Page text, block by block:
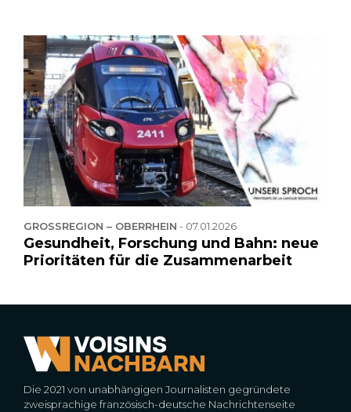
GROSSREGION – OBERRHEIN - 07.01.2026
Gesundheit, Forschung und Bahn: neue
Prioritäten für die Zusammenarbeit
Die 2021 von unabhängigen Journalisten gegründete
zweisprachige französisch-deutsche Nachrichtenseite